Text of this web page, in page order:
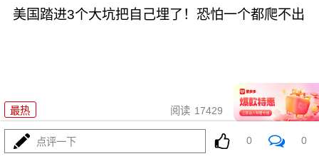
美国踏进3个大坑把自己埋了！恐怕一个都爬不出
最热 阅读 17429 08-03
政治自杀！菲律宾防长，你这是
点评一下 0 0